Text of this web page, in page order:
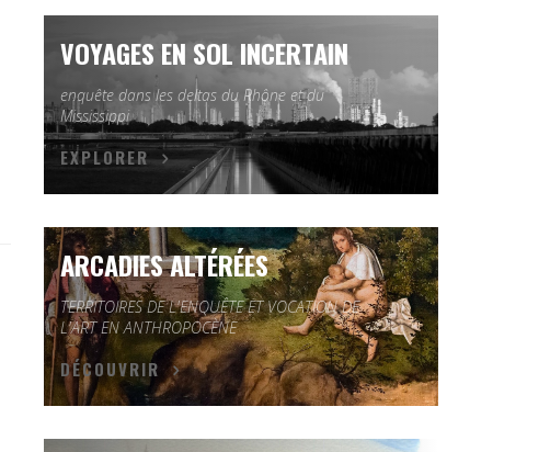
VOYAGES EN SOL INCERTAIN
enquête dans les deltas du Rhône et du
Mississippi
EXPLORER
ARCADIES ALTÉRÉES
TERRITOIRES DE L'ENQUÊTE ET VOCATION DE
L'ART EN ANTHROPOCÈNE
DÉCOUVRIR